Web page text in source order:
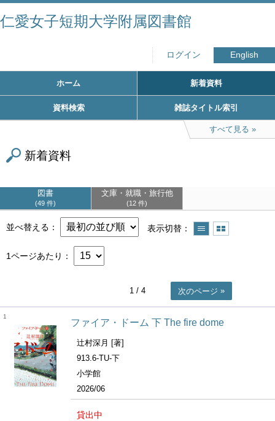
仁愛女子短期大学附属図書館
ログイン English
ホーム 新着資料
資料検索 雑誌タイトル索引
すべて見る
新着資料
図書
49 件
文庫・就職・旅行他
12 件
並べ替える 表示切替
1ページあたり
1 / 4 次のページ
1
ファイア・ドーム 下 The fire dome
辻村深月 [著]
913.6-TU-下
小学館
2026/06
貸出中